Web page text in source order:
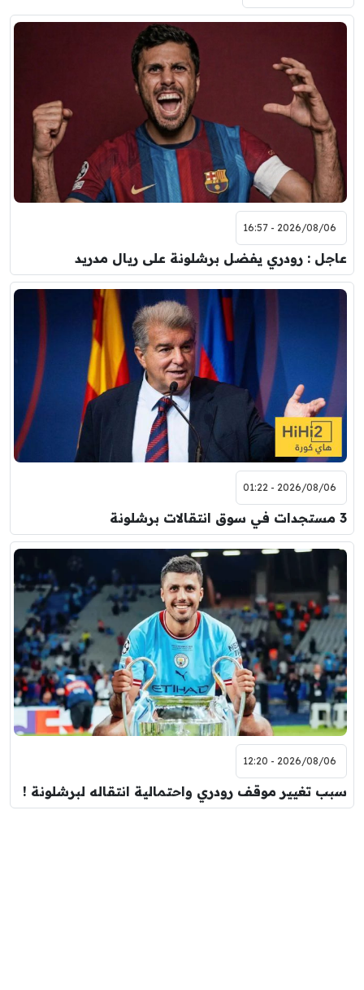
2026/08/06 - 16:57
عاجل : رودري يفضل برشلونة على ريال مدريد
2026/08/06 - 01:22
3 مستجدات في سوق انتقالات برشلونة
2026/08/06 - 12:20
سبب تغيير موقف رودري واحتمالية انتقاله لبرشلونة !